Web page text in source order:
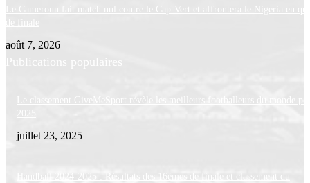
Le Cameroun fait match nul contre le Cap-Vert et affrontera le Nigeria en
de finale
août 7, 2026
Publications populaires
Le classement GiveMeSport révèle les meilleurs footballeurs du monde
juillet 23, 2025
Handball 2024-2025 : Résultats des 16èmes de finale et classement du